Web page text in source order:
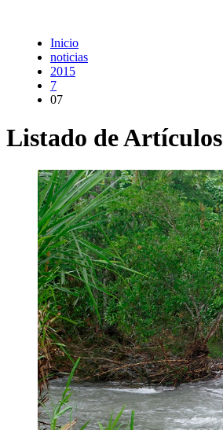
Inicio
noticias
2015
7
07
Listado de Artículos